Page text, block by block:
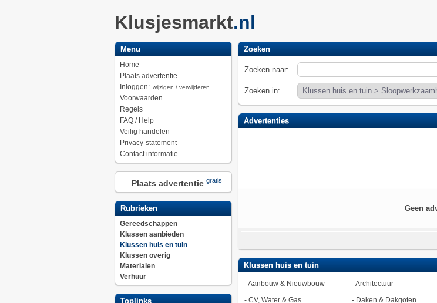
Klusjesmarkt.nl
Menu
Home
Plaats advertentie
Inloggen: wijzigen / verwijderen
Voorwaarden
Regels
FAQ / Help
Veilig handelen
Privacy-statement
Contact informatie
Plaats advertentie gratis
Rubrieken
Gereedschappen
Klussen aanbieden
Klussen huis en tuin
Klussen overig
Materialen
Verhuur
Toplinks
Zoeken
Zoeken naar:
Zoeken in:
Advertenties
Geen
Klussen huis en tuin
-Aanbouw & Nieuwbouw -Architectuur
- CV, Water & Gas - Daken & Dakgoten